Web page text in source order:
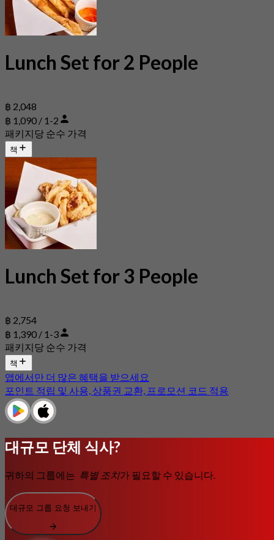
Lunch Set for 2 People
฿ 2,048
฿ 1,090 / 1-2
패키지당 순수 가격
책
Lunch Set for 3 People
฿ 2,754
฿ 1,390 / 1-3
패키지당 순수 가격
책
앱에서만 더 많은 혜택을 받으세요
포인트 적립 및 사용, 상품권 교환, 프로모션 코드 적용
대규모 단체 식사?
귀하의 그룹에는 특별 조치가 필요할 수 있습니다.
대규모 그룹 요청 보내기